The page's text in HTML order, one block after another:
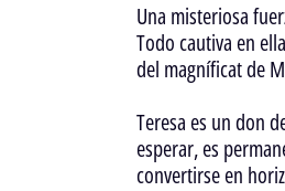
Una misteriosa
Todo cautiva en
del magníficat de
Teresa es un don
esperar, es
convertirse en